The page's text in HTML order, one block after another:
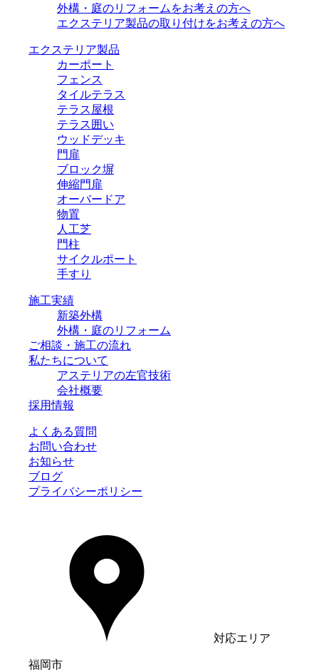
外構・庭のリフォームをお考えの方へ
エクステリア製品の取り付けをお考えの方へ
エクステリア製品
カーポート
フェンス
タイルテラス
テラス屋根
テラス囲い
ウッドデッキ
門扉
ブロック塀
伸縮門扉
オーバードア
物置
人工芝
門柱
サイクルポート
手すり
施工実績
新築外構
外構・庭のリフォーム
ご相談・施工の流れ
私たちについて
アステリアの左官技術
会社概要
採用情報
よくある質問
お問い合わせ
お知らせ
ブログ
プライバシーポリシー
対応エリア
福岡市